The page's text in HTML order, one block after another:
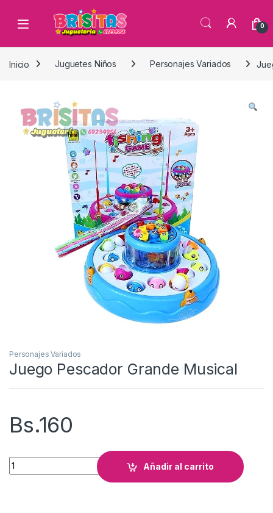
0
Inicio Juguetes Niños Personajes Variados
Personajes Variados
Juego Pescador Grande Musical
Bs.160
Juego Pescador Grande Musical cantidad
Añadir al carrito